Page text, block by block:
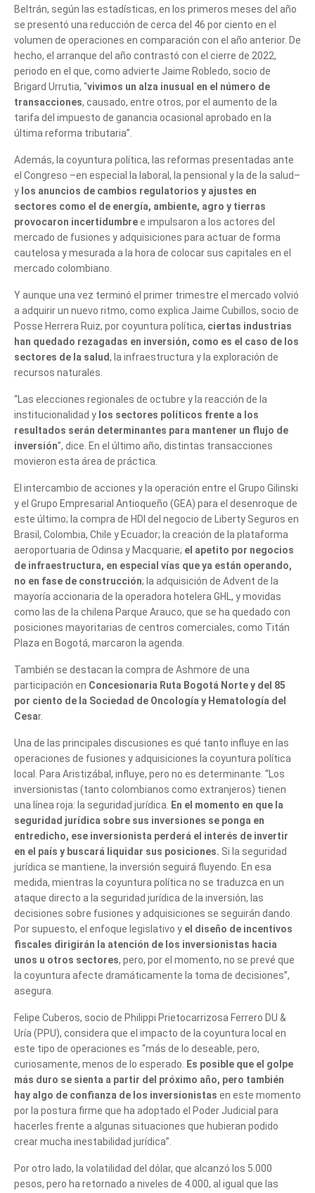
Beltrán, según las estadísticas, en los primeros meses del año
se presentó una reducción de cerca del 46 por ciento en el
volumen de operaciones en comparación con el año anterior. De
hecho, el arranque del año contrastó con el cierre de 2022,
periodo en el que, como advierte Jaime Robledo, socio de
Brigard Urrutia, “vivimos un alza inusual en el número de
transacciones, causado, entre otros, por el aumento de la
tarifa del impuesto de ganancia ocasional aprobado en la
última reforma tributaria”.
Además, la coyuntura política, las reformas presentadas ante
el Congreso –en especial la laboral, la pensional y la de la salud–
y los anuncios de cambios regulatorios y ajustes en
sectores como el de energía, ambiente, agro y tierras
provocaron incertidumbree impulsaron a los actores del
mercado de fusiones y adquisiciones para actuar de forma
cautelosa y mesurada a la hora de colocar sus capitales en el
mercado colombiano.
Y aunque una vez terminó el primer trimestre el mercado volvió
a adquirir un nuevo ritmo, como explica Jaime Cubillos, socio de
Posse Herrera Ruiz, por coyuntura política, ciertas industrias
han quedado rezagadas en inversión, como es el caso de los
sectores de la salud, la infraestructura y la exploración de
recursos naturales.
“Las elecciones regionales de octubre y la reacción de la
institucionalidad y los sectores políticos frente a los
resultados serán determinantes para mantener un flujo de
inversión”, dice. En el último año, distintas transacciones
movieron esta área de práctica.
El intercambio de acciones y la operación entre el Grupo Gilinski
y el Grupo Empresarial Antioqueño (GEA) para el desenroque de
este último; la compra de HDI del negocio de Liberty Seguros en
Brasil, Colombia, Chile y Ecuador; la creación de la plataforma
aeroportuaria de Odinsa y Macquarie; el apetito por negocios
de infraestructura, en especial vías que ya están operando,
no en fase de construcción; la adquisición de Advent de la
mayoría accionaria de la operadora hotelera GHL, y movidas
como las de la chilena Parque Arauco, que se ha quedado con
posiciones mayoritarias de centros comerciales, como Titán
Plaza en Bogotá, marcaron la agenda.
También se destacan la compra de Ashmore de una
participación en Concesionaria Ruta Bogotá Norte y del 85
por ciento de la Sociedad de Oncología y Hematología del
Cesar.
Una de las principales discusiones es qué tanto influye en las
operaciones de fusiones y adquisiciones la coyuntura política
local. Para Aristizábal, influye, pero no es determinante. “Los
inversionistas (tanto colombianos como extranjeros) tienen
una línea roja: la seguridad jurídica.
En el momento en que la
seguridad jurídica sobre sus inversiones se ponga en
entredicho, ese inversionista perderá el interés de invertir
en el país y buscará liquidar sus posiciones. Si la seguridad
jurídica se mantiene, la inversión seguirá fluyendo. En esa
medida, mientras la coyuntura política no se traduzca en un
ataque directo a la seguridad jurídica de la inversión, las
decisiones sobre fusiones y adquisiciones se seguirán dando.
Por supuesto, el enfoque legislativo y el diseño de incentivos
fiscales dirigirán la atención de los inversionistas hacia
unos u otros sectores, pero, por el momento, no se prevé que
la coyuntura afecte dramáticamente la toma de decisiones”,
asegura.
Felipe Cuberos, socio de Philippi Prietocarrizosa Ferrero DU &
Uría (PPU), considera que el impacto de la coyuntura local en
este tipo de operaciones es “más de lo deseable, pero,
curiosamente, menos de lo esperado.
Es posible que el golpe
más duro se sienta a partir del próximo año, pero también
hay algo de confianza de los inversionistas en este momento
por la postura firme que ha adoptado el Poder Judicial para
hacerles frente a algunas situaciones que hubieran podido
crear mucha inestabilidad jurídica”.
Por otro lado, la volatilidad del dólar, que alcanzó los 5.000
pesos, pero ha retornado a niveles de 4.000, al igual que las